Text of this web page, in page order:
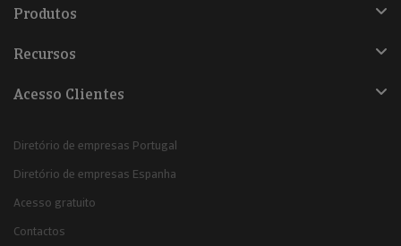
Produtos
Recursos
Acesso Clientes
Diretório de empresas Portugal
Diretório de empresas Espanha
Acesso gratuito
Contactos